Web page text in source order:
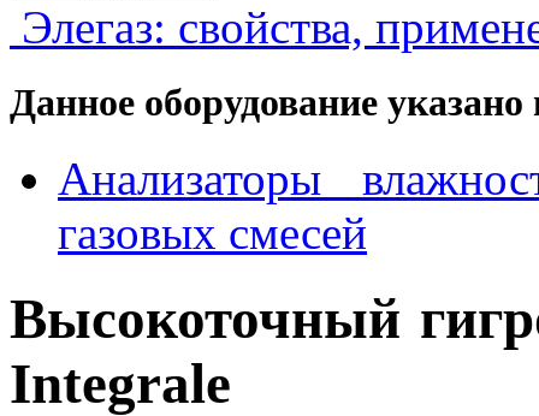
Элегаз: свойства,
Данное оборудование
Анализаторы
газовых смесей
Высокоточный
Integrale